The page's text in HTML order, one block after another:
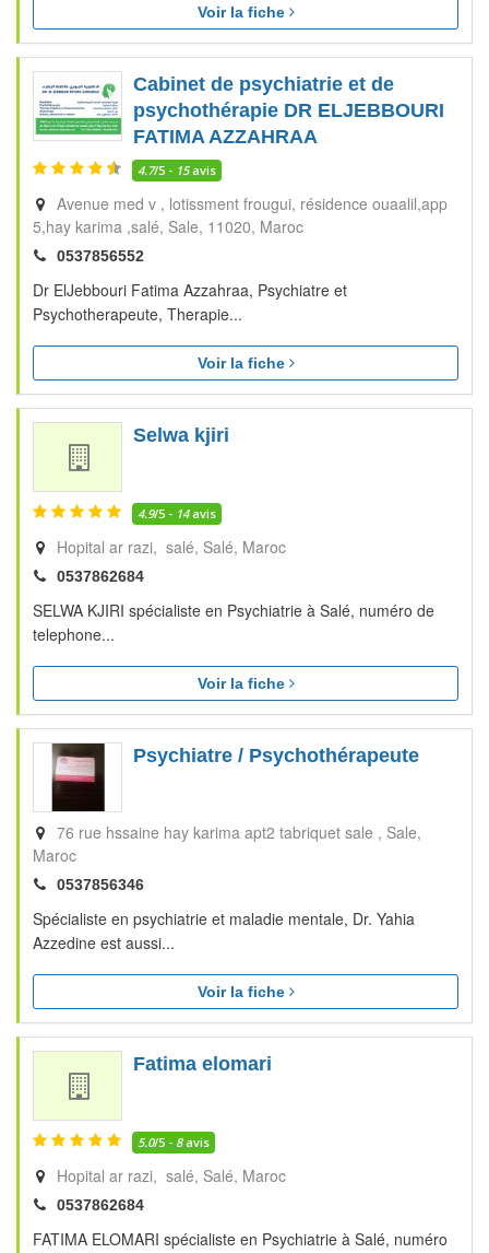
Voir la fiche
Cabinet de psychiatrie et de
psychothérapie DR ELJEBBOURI
FATIMA AZZAHRAA
4.7/5 - 15avis
Avenue med v , lotissment frougui, résidence ouaalil,app
5,hay karima ,salé Sale 11020 Maroc
0537856552
Dr ElJebbouri Fatima Azzahraa, Psychiatre et
Psychotherapeute, Therapie...
Voir la fiche
Selwa kjiri
4.9/5 - 14avis
Hopital ar razi, salé Salé Maroc
0537862684
SELWA KJIRI spécialiste en Psychiatrie à Salé, numéro de
telephone...
Voir la fiche
Psychiatre / Psychothérapeute
76 rue hssaine hay karima apt2 tabriquet sale
Sale
Maroc
0537856346
Spécialiste en psychiatrie et maladie mentale, Dr. Yahia
Azzedine est aussi...
Voir la fiche
Fatima elomari
5.0/5 - 8avis
Hopital ar razi, salé Salé Maroc
0537862684
FATIMA ELOMARI spécialiste en Psychiatrie à Salé, numéro